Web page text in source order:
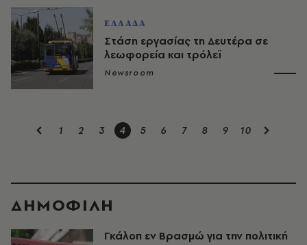
ΕΛΛΑΔΑ
Στάση εργασίας τη Δευτέρα σε
λεωφορεία και τρόλεϊ
Newsroom
1 2 3 4 5 6 7 8 9 10
ΔΗΜΟΦΙΛΗ
Γκάλοπ εν Βρασμώ για την πολιτική